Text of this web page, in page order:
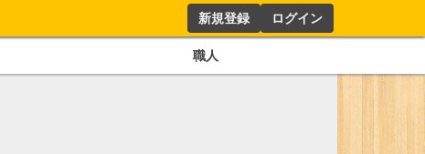
新規登録 ログイン
職人